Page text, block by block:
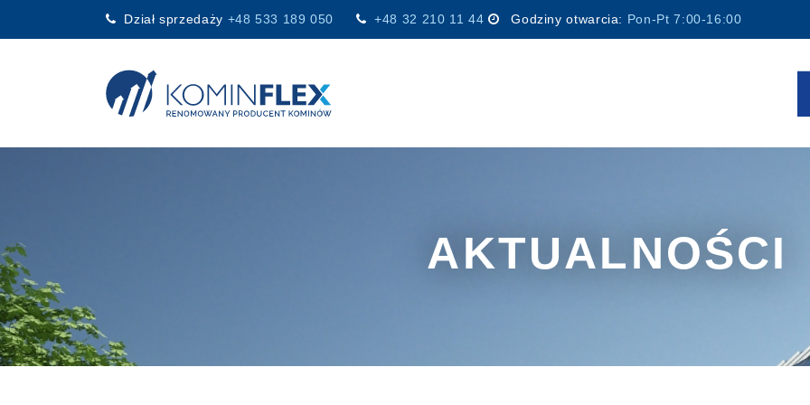
Dział sprzedaży +48 533 189 050 +48 32 210 11 44 Godziny otwarcia: Pon-Pt 7:00-16:00
Main Navigation
AKTUALNOŚCI